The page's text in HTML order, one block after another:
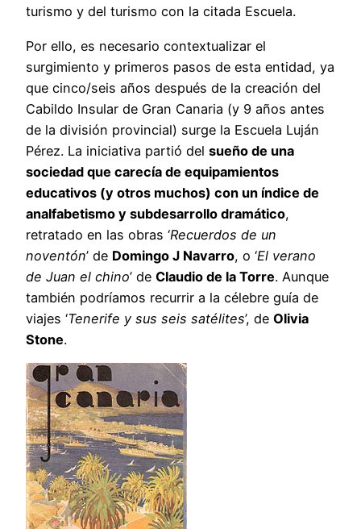
turismo y del turismo con la citada Escuela.
Por ello, es necesario contextualizar el
surgimiento y primeros pasos de esta entidad, ya
que cinco/seis años después de la creación del
Cabildo Insular de Gran Canaria (y 9 años antes
de la división provincial) surge la Escuela Luján
Pérez. La iniciativa partió del sueño de una
sociedad que carecía de equipamientos
educativos (y otros muchos) con un índice de
analfabetismo y subdesarrollo dramático,
retratado en las obras ‘Recuerdos de un
noventón’ de Domingo J Navarro, o ‘El verano
de Juan el chino’ de Claudio de la Torre. Aunque
también podríamos recurrir a la célebre guía de
viajes ‘Tenerife y sus seis satélites’, de Olivia
Stone.